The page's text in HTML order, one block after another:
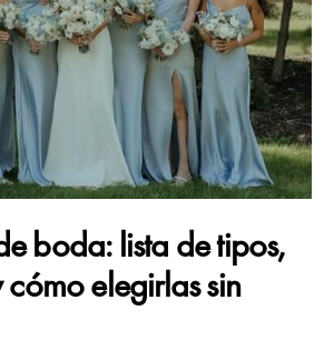
boda: lista de tipos,
elegirlas sin